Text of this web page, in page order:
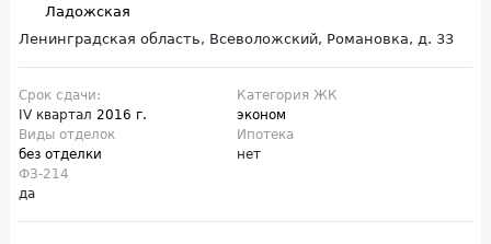
Ладожская
Ленинградская область, Всеволожский, Романовка, д. 33
Срок сдачи:
IV квартал 2016 г.
Категория ЖК
эконом
Виды отделок
без отделки
Ипотека
нет
ФЗ-214
да